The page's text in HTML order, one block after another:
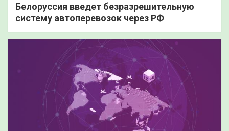
Белоруссия введет безразрешительную
систему автоперевозок через РФ